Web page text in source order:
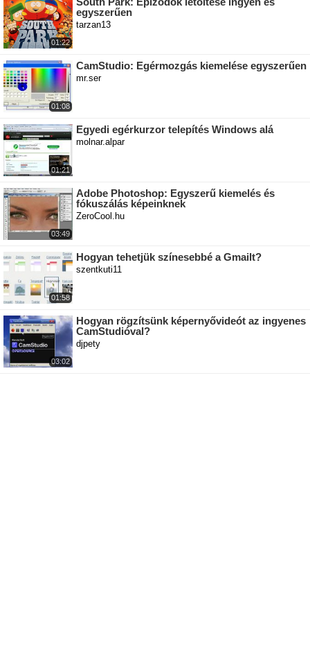
01:22
egyszerűen
tarzan13
01:08
CamStudio: Egérmozgás kiemelése egyszerűen
mr.ser
01:21
Egyedi egérkurzor telepítés Windows alá
molnar.alpar
03:49
Adobe Photoshop: Egyszerű kiemelés és
fókuszálás képeinknek
ZeroCool.hu
01:58
Hogyan tehetjük színesebbé a Gmailt?
szentkuti11
03:02
Hogyan rögzítsünk képernyővideót az ingyenes
CamStudióval?
djpety